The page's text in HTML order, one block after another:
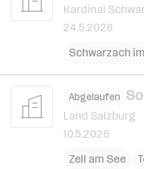
Kardinal
24.5.2026
Schwarzach
Abgelaufen
Land Salzburg
10.5.2026
Zell am See